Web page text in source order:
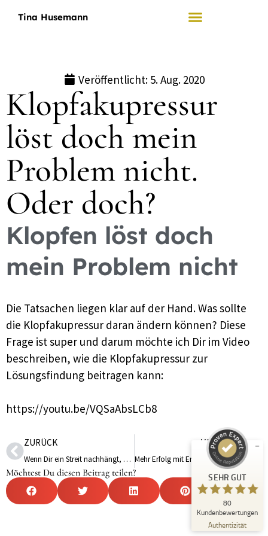
Tina Husemann
Veröffentlicht: 5. Aug. 2020
Klopfakupressur
löst doch mein
Problem nicht.
Oder doch?
Klopfen löst doch
mein Problem nicht
Die Tatsachen liegen klar auf der Hand. Was sollte
die Klopfakupressur daran ändern können? Diese
Frage ist super und darum möchte ich Dir im Video
beschreiben, wie die Klopfakupressur zur
Lösungsfindung beitragen kann:
https://youtu.be/VQSaAbsLCb8
ZURÜCK
Wenn Dir ein Streit nachhängt, helfen diese drei Schritte
VORWÄRTS
Mehr Erfolg mit Empathie. Lohnt sich das?
Möchtest Du diesen Beitrag teilen? SEHR GUT
80
Kundenbewertungen
Authentizität
Kundenbewertungen und Erfahrungen zu
Tina Husemann
ProvenExpert.com
43
Bewertungen auf
ProvenExpert.com
37
Bewertungen von
3
anderen Quellen
Blick aufs ProvenExpert-Profil werfen
31.03.2026